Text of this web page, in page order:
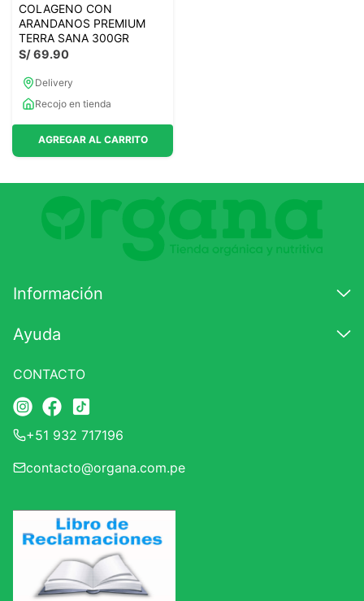
COLAGENO CON
ARANDANOS PREMIUM
TERRA SANA 300GR
S/69.90
Delivery
Recojo en tienda
AGREGAR AL CARRITO
Información
Ayuda
CONTACTO
+51 932 717196
contacto@organa.com.pe